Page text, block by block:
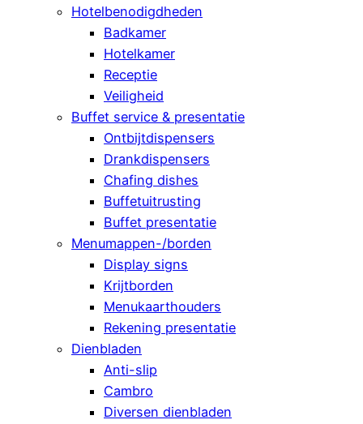
Hotelbenodigdheden
Badkamer
Hotelkamer
Receptie
Veiligheid
Buffet service & presentatie
Ontbijtdispensers
Drankdispensers
Chafing dishes
Buffetuitrusting
Buffet presentatie
Menumappen-/borden
Display signs
Krijtborden
Menukaarthouders
Rekening presentatie
Dienbladen
Anti-slip
Cambro
Diversen dienbladen